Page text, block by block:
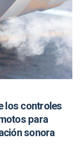
los controles
para
sonora